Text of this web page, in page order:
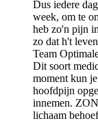
Dus iedere
week, om te
heb zo'n pijn
zo dat h't
Team
Dit soort
moment kun
hoofdpijn
innemen.
lichaam